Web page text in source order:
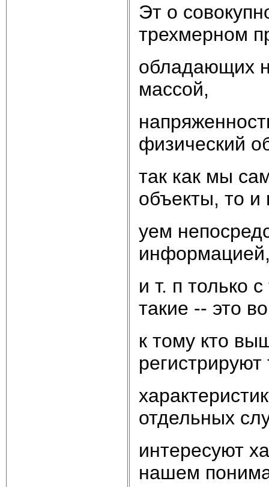
Эт о
трехмерном
обладающих
массой,
физический
так как мы
объекты, то и
уем
и т. п только
такие -- это
к тому кто
регистрируют
отдельных
интересуют
нашем